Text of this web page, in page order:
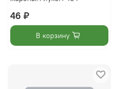
46 ₽
В корзину